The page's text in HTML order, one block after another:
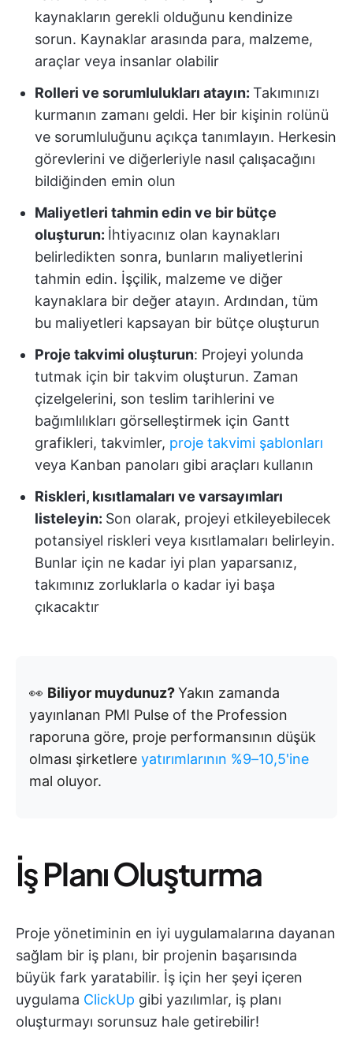
kaynakların gerekli olduğunu kendinize
sorun. Kaynaklar arasında para, malzeme,
araçlar veya insanlar olabilir
Rolleri ve sorumlulukları atayın: Takımınızı
kurmanın zamanı geldi. Her bir kişinin rolünü
ve sorumluluğunu açıkça tanımlayın. Herkesin
görevlerini ve diğerleriyle nasıl çalışacağını
bildiğinden emin olun
Maliyetleri tahmin edin ve bir bütçe
oluşturun: İhtiyacınız olan kaynakları
belirledikten sonra, bunların maliyetlerini
tahmin edin. İşçilik, malzeme ve diğer
kaynaklara bir değer atayın. Ardından, tüm
bu maliyetleri kapsayan bir bütçe oluşturun
Proje takvimi oluşturun: Projeyi yolunda
tutmak için bir takvim oluşturun. Zaman
çizelgelerini, son teslim tarihlerini ve
bağımlılıkları görselleştirmek için Gantt
grafikleri, takvimler, proje takvimi şablonları
veya Kanban panoları gibi araçları kullanın
Riskleri, kısıtlamaları ve varsayımları
listeleyin: Son olarak, projeyi etkileyebilecek
potansiyel riskleri veya kısıtlamaları belirleyin.
Bunlar için ne kadar iyi plan yaparsanız,
takımınız zorluklarla o kadar iyi başa
çıkacaktır
👀 Biliyor muydunuz?Yakın zamanda
yayınlanan PMI Pulse of the Profession
raporuna göre, proje performansının düşük
olması şirketlere yatırımlarının %9–10,5'ine
mal oluyor.
İş Planı Oluşturma
Proje yönetiminin en iyi uygulamalarına dayanan
sağlam bir iş planı, bir projenin başarısında
büyük fark yaratabilir. İş için her şeyi içeren
uygulama ClickUp gibi yazılımlar, iş planı
oluşturmayı sorunsuz hale getirebilir!